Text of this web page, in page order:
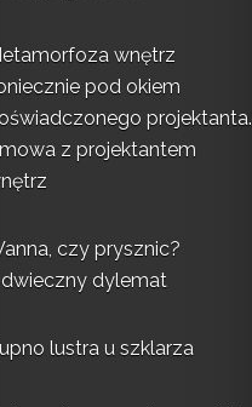
wnętrz
pod okiem
projektanta.
z projektantem
czy prysznic?
dylemat
lustra u szklarza